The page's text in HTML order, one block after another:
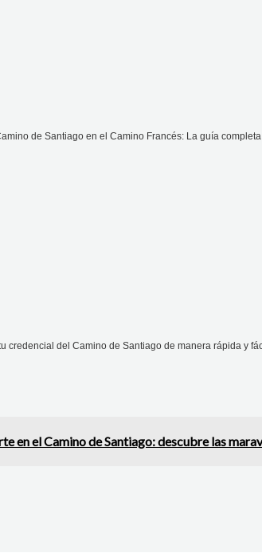
de Santiago en el Camino Francés: La guía completa
credencial del Camino de Santiago de manera rápida y
en el Camino de Santiago: descubre las